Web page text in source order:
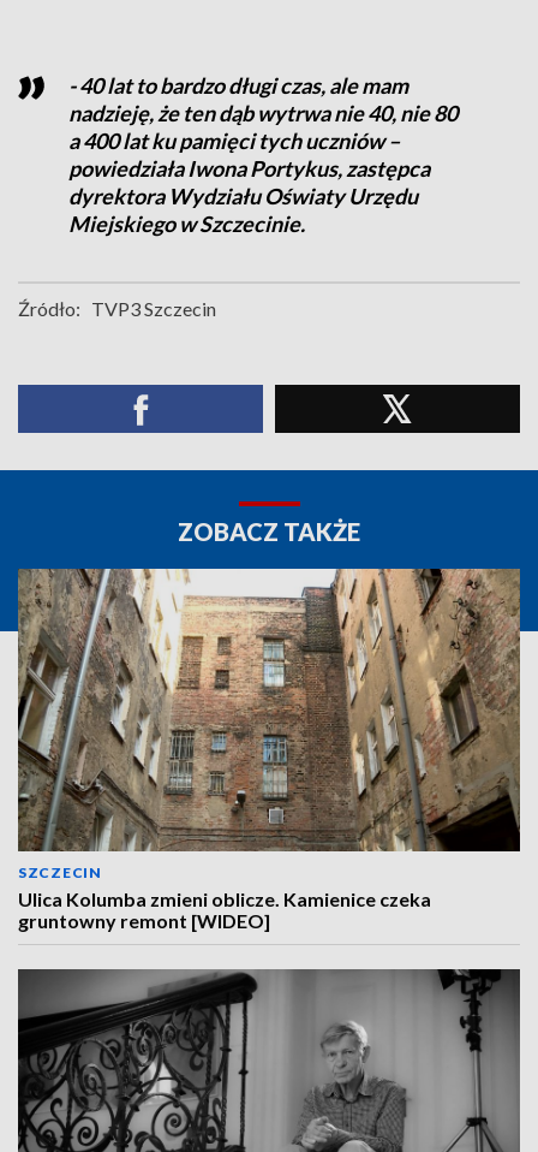
- 40 lat to bardzo długi czas, ale mam
nadzieję, że ten dąb wytrwa nie 40, nie 80
a 400 lat ku pamięci tych uczniów –
powiedziała Iwona Portykus, zastępca
dyrektora Wydziału Oświaty Urzędu
Miejskiego w Szczecinie.
Źródło: TVP3 Szczecin
ZOBACZ TAKŻE
SZCZECIN
Ulica Kolumba zmieni oblicze. Kamienice czeka
gruntowny remont [WIDEO]